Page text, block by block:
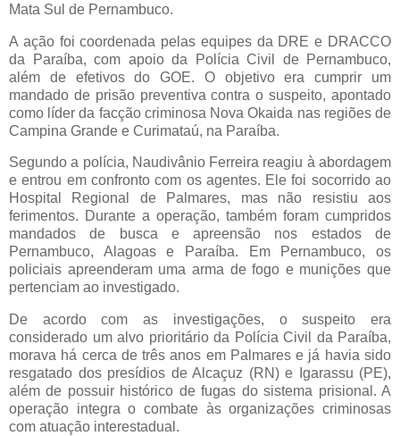
Mata Sul de Pernambuco.
A ação foi coordenada pelas equipes da DRE e DRACCO
da Paraíba, com apoio da Polícia Civil de Pernambuco,
além de efetivos do GOE. O objetivo era cumprir um
mandado de prisão preventiva contra o suspeito, apontado
como líder da facção criminosa Nova Okaida nas regiões de
Campina Grande e Curimataú, na Paraíba.
Segundo a polícia, Naudivânio Ferreira reagiu à abordagem
e entrou em confronto com os agentes. Ele foi socorrido ao
Hospital Regional de Palmares, mas não resistiu aos
ferimentos. Durante a operação, também foram cumpridos
mandados de busca e apreensão nos estados de
Pernambuco, Alagoas e Paraíba. Em Pernambuco, os
policiais apreenderam uma arma de fogo e munições que
pertenciam ao investigado.
De acordo com as investigações, o suspeito era
considerado um alvo prioritário da Polícia Civil da Paraíba,
morava há cerca de três anos em Palmares e já havia sido
resgatado dos presídios de Alcaçuz (RN) e Igarassu (PE),
além de possuir histórico de fugas do sistema prisional. A
operação integra o combate às organizações criminosas
com atuação interestadual.